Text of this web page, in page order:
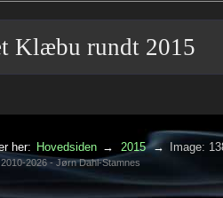
Klæbu rundt 2015
her: Hovedsiden → 2015 → Image:
2026 - Jørn Dahl-Stamnes